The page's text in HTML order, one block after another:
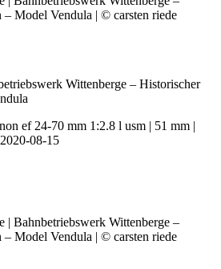
Wittenberge – Historischer
ef 24-70 mm 1:2.8 l usm | 51 mm |
08-15